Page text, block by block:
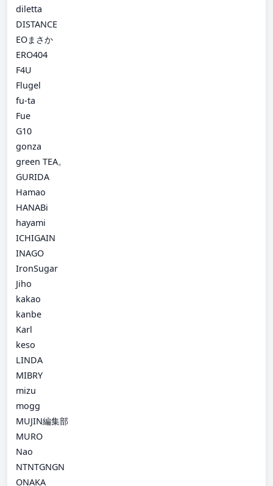
diletta
DISTANCE
EOまさか
ERO404
F4U
Flugel
fu-ta
Fue
G10
gonza
green TEA。
GURIDA
Hamao
HANABi
hayami
ICHIGAIN
INAGO
IronSugar
Jiho
kakao
kanbe
Karl
keso
LINDA
MIBRY
mizu
mogg
MUJIN編集部
MURO
Nao
NTNTGNGN
ONAKA